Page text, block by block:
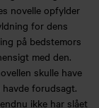
novelle opfylder
for dens
på bedstemors
med den.
skulle have
forudsagt.
ikke har slået